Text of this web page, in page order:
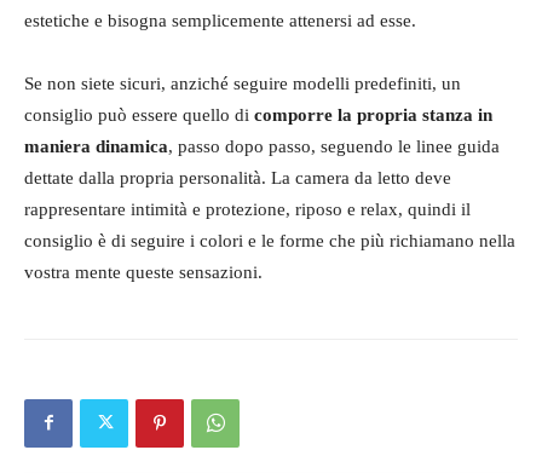
estetiche e bisogna semplicemente attenersi ad esse.
Se non siete sicuri, anziché seguire modelli predefiniti, un
consiglio può essere quello di comporre la propria stanza in
maniera dinamica, passo dopo passo, seguendo le linee guida
dettate dalla propria personalità. La camera da letto deve
rappresentare intimità e protezione, riposo e relax, quindi il
consiglio è di seguire i colori e le forme che più richiamano nella
vostra mente queste sensazioni.